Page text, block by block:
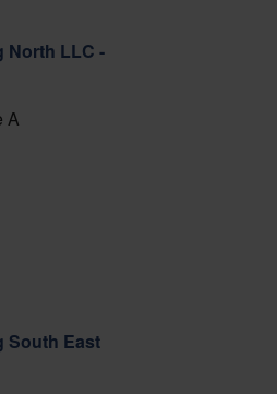
North LLC -
A
South East